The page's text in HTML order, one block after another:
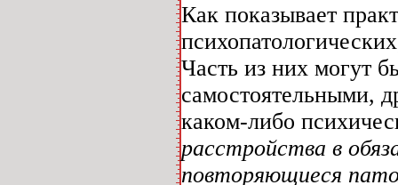
Как показывает
Часть из них могут
самостоятельными,
каком-либо
расстройства в
повторяющиеся